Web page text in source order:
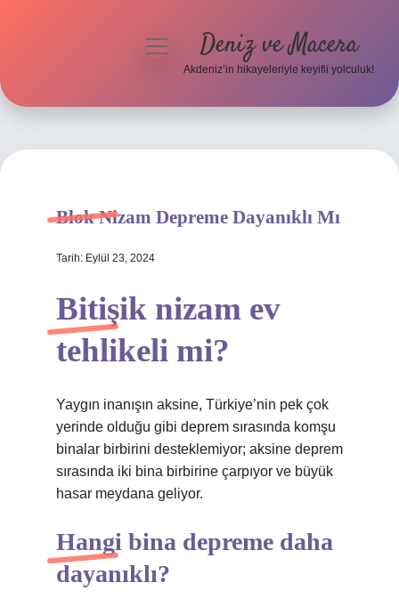
Hakkımızda
menüyü Deniz ve Macera
Akdeniz’in hikayeleriyle keyifli yolculuk!
Blok Nizam Depreme Dayanıklı Mı
Tarih: Eylül 23, 2024
Bitişik nizam ev
tehlikeli mi?
Yaygın inanışın aksine, Türkiye’nin pek çok
yerinde olduğu gibi deprem sırasında komşu
binalar birbirini desteklemiyor; aksine deprem
sırasında iki bina birbirine çarpıyor ve büyük
hasar meydana geliyor.
Hangi bina depreme daha
dayanıklı?